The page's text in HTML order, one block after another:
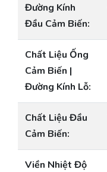
Đường Kính
Đầu Cảm Biến:
Chất Liệu Ống
Cảm Biến |
Đường Kính Lỗ:
Chất Liệu Đầu
Cảm Biến:
Viền Nhiệt Độ